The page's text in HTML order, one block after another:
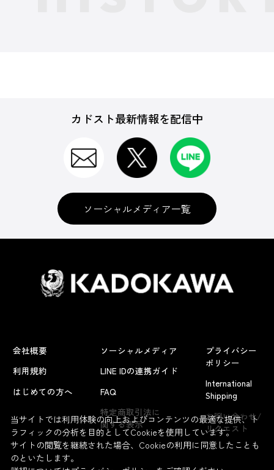
よくあるお問い合わせ
カドスト最新情報を配信中
ソーシャルメディア一覧
会社概要
利用規約
はじめての方へ
ソーシャルメディア
LINE IDの連携ガイド
FAQ
特定商取引法に
関する表示
プライバシー
ポリシー
International
Shipping
お問い合わせ/
リクエスト
当サイトでは利用体験の向上およびコンテンツの最適な提供、ト
ラフィックの分析を目的としてCookieを使用しています。
サイトの閲覧を継続された場合、Cookieの利用に同意したことも
のといたします。